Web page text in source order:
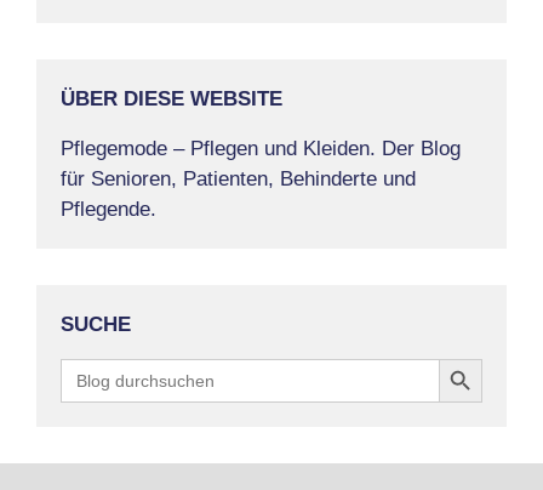
ÜBER DIESE WEBSITE
Pflegemode – Pflegen und Kleiden. Der Blog
für Senioren, Patienten, Behinderte und
Pflegende.
SUCHE
for:
Search Button